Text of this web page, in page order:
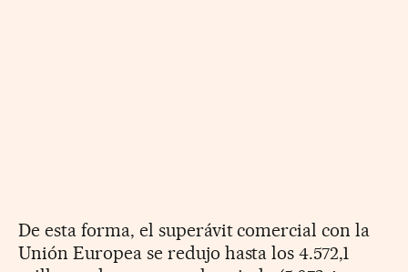
De esta forma, el superávit comercial con la
Unión Europea se redujo hasta los 4.572,1